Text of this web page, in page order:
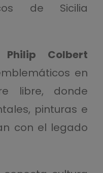
de Sicilia
Philip Colbert
en
libre, donde
pinturas e
con el legado